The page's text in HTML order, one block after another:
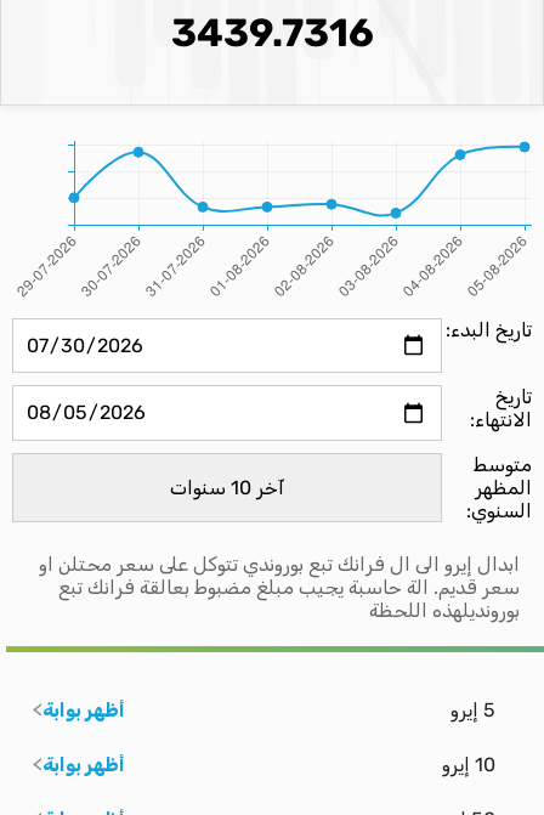
3439.7316
تاريخ البدء:
تاريخ
الانتهاء:
متوسط ​​
المظهر
السنوي:
ابدال إيرو الى ال فرانك تبع بوروندي تتوكل على سعر محتلن او
سعر قديم. الة حاسبة يجيب مبلغ مضبوط بعالقة فرانك تبع
بورونديلهذه اللحظة
5 إيرو أظهر بوابة
10 إيرو أظهر بوابة